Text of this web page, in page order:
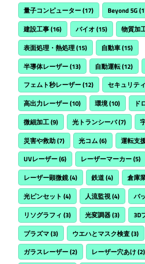
量子コンピューター(17) Beyond 5G
建設工事(16) バイオ (15) 物質加
表面処理・熱処理(15) 自動車(15)
半導体レーザー(13) 自動運転(12)
フェムト秒レーザー(12) セキュリティ
高出力レーザー(10) 環境(10) ド
微細加工(9) 光トランシーバ(7)
災害や救助(7) 光コム(6) 運転支
UVレーザー(6) レーザーマーカー(5)
レーザー顕微鏡(4) 鉄道(4) 倉庫
光ピンセット (4) 人流監視(4) バ
リソグラフィ (3) 光変調器(3) 3D
プラズマ(3) ウエハとマスク検査(3)
ガラスレーザー(2) レーザー穴あけ(2)